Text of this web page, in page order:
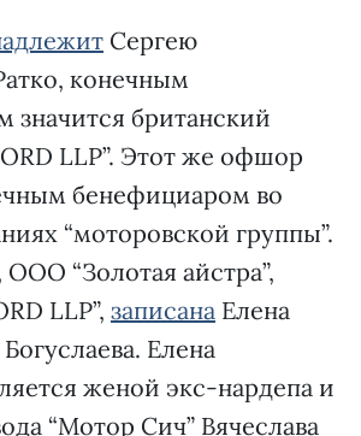
Сергею
конечным
значится британский
LLP”. Этот же офшор
бенефициаром во
“моторовской группы”.
“Золотая айстра”,
LLP”, записана Елена
Елена
женой экс-нардепа и
“Мотор Сич” Вячеслава